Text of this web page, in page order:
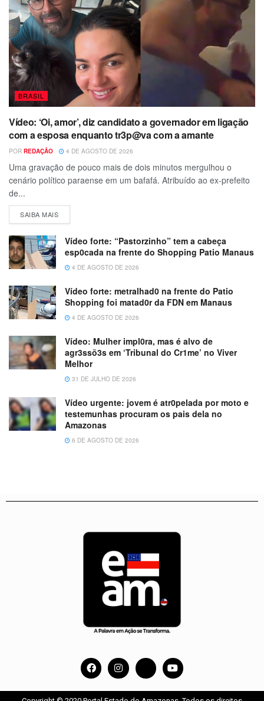
BRASIL
Vídeo: ‘Oi, amor’, diz candidato a governador em ligação
com a esposa enquanto tr3p@va com a amante
POR REDAÇÃO 4 DE AGOSTO DE 2026
Uma gravação de pouco mais de dois minutos mergulhou o
cenário político paraense em um bafafá. Atribuído ao ex-prefeito
de...
SAIBA MAIS
Vídeo forte: “Pastorzinho” tem a cabeça
esp0cada na frente do Shopping Patio Manaus
4 DE AGOSTO DE 2026
Vídeo forte: metralhad0 na frente do Patio
Shopping foi matad0r da FDN em Manaus
4 DE AGOSTO DE 2026
Vídeo: Mulher impl0ra, mas é alvo de
agr3ssõ3s em ‘Tribunal do Cr1me’ no Viver
Melhor
31 DE JULHO DE 2026
Vídeo urgente: jovem é atr0pelada por moto e
testemunhas procuram os pais dela no
Amazonas
6 DE AGOSTO DE 2026